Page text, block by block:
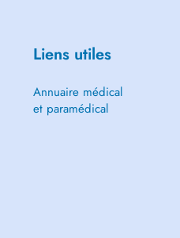
Liens utiles
Annuaire médical
et paramédical